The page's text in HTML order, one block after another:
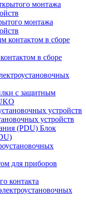
монтажа
в сборе
с защитным
устройств
Блок
для приборов
контакта